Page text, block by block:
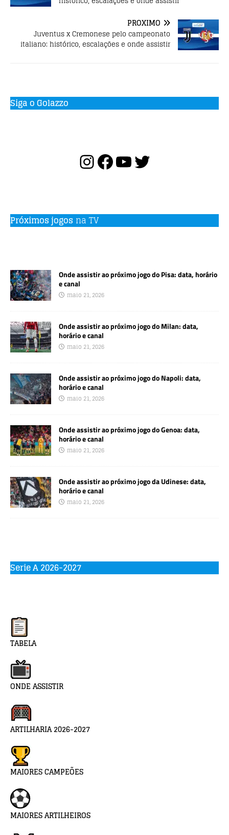
PRÓXIMO
Juventus x Cremonese pelo campeonato
italiano: histórico, escalações e onde assistir
Siga o Golazzo
Próximos jogos na TV
Onde assistir ao próximo jogo do Pisa: data, horário
e canal
maio 21, 2026
Onde assistir ao próximo jogo do Milan: data,
horário e canal
maio 21, 2026
Onde assistir ao próximo jogo do Napoli: data,
horário e canal
maio 21, 2026
Onde assistir ao próximo jogo do Genoa: data,
horário e canal
maio 21, 2026
Onde assistir ao próximo jogo da Udinese: data,
horário e canal
maio 21, 2026
Serie A 2026-2027
TABELA
ONDE ASSISTIR
ARTILHARIA 2026-2027
MAIORES CAMPEÕES
MAIORES ARTILHEIROS